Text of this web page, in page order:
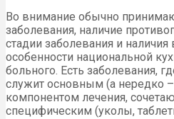
Во внимание обычно
заболевания, наличие
стадии заболевания и
особенности национальной
больного. Есть заболевания,
служит основным (а нередко
компонентом лечения,
специфическим (уколы,